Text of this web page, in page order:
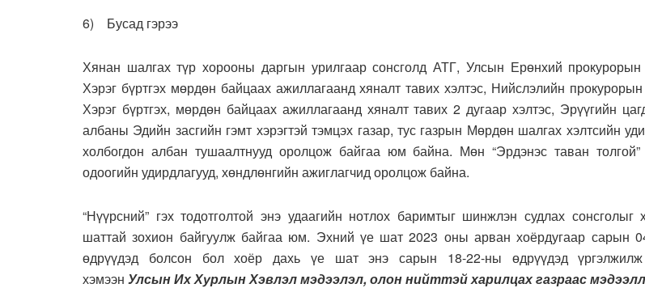
6) Бусад гэрээ
Хянан шалгах түр хорооны даргын урилгаар сонсголд АТГ, Улсын Ерөнхий прокурорын
Хэрэг бүртгэх мөрдөн байцаах ажиллагаанд хяналт тавих хэлтэс, Нийслэлийн
Хэрэг бүртгэх, мөрдөн байцаах ажиллагаанд хяналт тавих 2 дугаар хэлтэс, Эрүүгийн
албаны Эдийн засгийн гэмт хэрэгтэй тэмцэх газар, тус газрын Мөрдөн шалгах хэлтсийн
холбогдон албан тушаалтнууд оролцож байгаа юм байна. Мөн “Эрдэнэс таван
одоогийн удирдлагууд, хөндлөнгийн ажиглагчид оролцож байна.
“Нүүрсний” гэх тодотголтой энэ удаагийн нотлох баримтыг шинжлэн судлах сонсголыг
шаттай зохион байгуулж байгаа юм. Эхний үе шат 2023 оны арван хоёрдугаар сарын
өдрүүдэд болсон бол хоёр дахь үе шат энэ сарын 18-22-ны өдрүүдэд
хэмээн Улсын Их Хурлын Хэвлэл мэдээлэл, олон нийттэй харилцах газраас